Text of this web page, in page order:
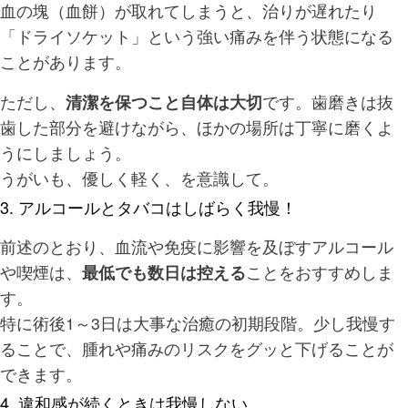
血の塊（血餅）が取れてしまうと、治りが遅れたり
「ドライソケット」という強い痛みを伴う状態になる
ことがあります。
ただし、 清潔を保つこと自体は大切です。歯磨きは抜
歯した部分を避けながら、ほかの場所は丁寧に磨くよ
うにしましょう。
うがいも、優しく軽く、を意識して。
3. アルコールとタバコはしばらく我慢！
前述のとおり、血流や免疫に影響を及ぼすアルコール
や喫煙は、 最低でも数日は控えることをおすすめしま
す。
特に術後1～3日は大事な治癒の初期段階。少し我慢す
ることで、腫れや痛みのリスクをグッと下げることが
できます。
4. 違和感が続くときは我慢しない